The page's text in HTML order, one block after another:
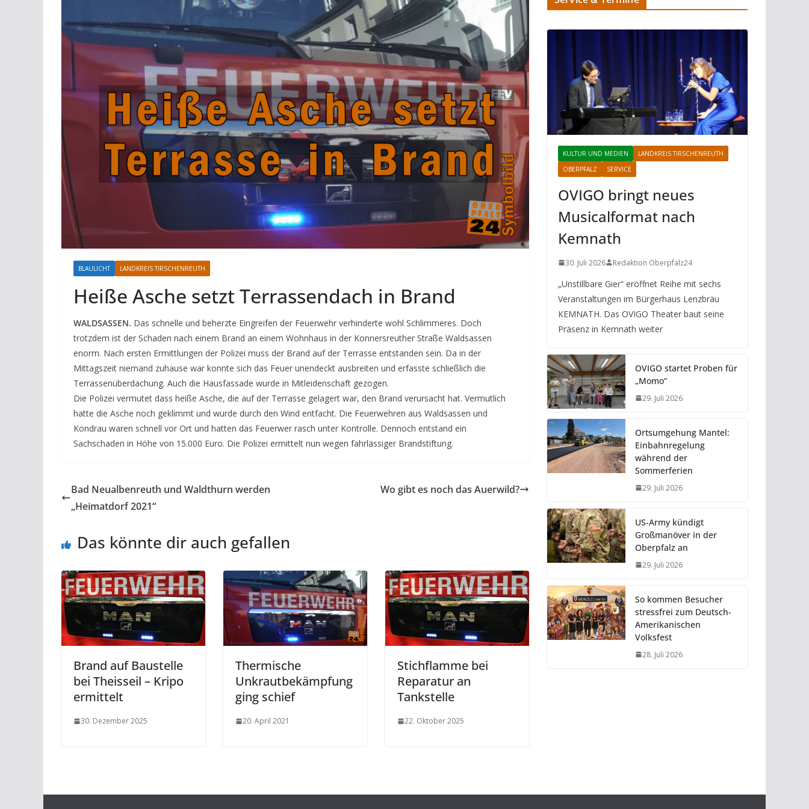
BLAULICHT LANDKREIS TIRSCHENREUTH
Heiße Asche setzt Terrassendach in Brand
WALDSASSEN. Das schnelle und beherzte Eingreifen der Feuerwehr verhinderte wohl Schlimmeres. Doch
trotzdem ist der Schaden nach einem Brand an einem Wohnhaus in der Konnersreuther Straße Waldsassen
enorm. Nach ersten Ermittlungen der Polizei muss der Brand auf der Terrasse entstanden sein. Da in der
Mittagszeit niemand zuhause war konnte sich das Feuer unendeckt ausbreiten und erfasste schließlich die
Terrassenüberdachung. Auch die Hausfassade wurde in Mitleidenschaft gezogen.
Die Polizei vermutet dass heiße Asche, die auf der Terrasse gelagert war, den Brand verursacht hat. Vermutlich
hatte die Asche noch geklimmt und wurde durch den Wind entfacht. Die Feuerwehren aus Waldsassen und
Kondrau waren schnell vor Ort und hatten das Feuerwer rasch unter Kontrolle. Dennoch entstand ein
Sachschaden in Höhe von 15.000 Euro. Die Polizei ermittelt nun wegen fahrlässiger Brandstiftung.
Bad Neualbenreuth und Waldthurn werden
„Heimatdorf 2021“
Wo gibt es noch das Auerwild?
Das könnte dir auch gefallen
Brand auf Baustelle
bei Theisseil – Kripo
ermittelt
30. Dezember 2025
Thermische
Unkrautbekämpfung
ging schief
20. April 2021
Stichflamme bei
Reparatur an
Tankstelle
22. Oktober 2025
KULTUR UND MEDIEN
LANDKREIS TIRSCHENREUTH
OBERPFALZ
SERVICE
OVIGO bringt neues
Musicalformat nach
Kemnath
30. Juli 2026 Redaktion Oberpfalz24
„Unstillbare Gier“ eröffnet Reihe mit sechs
Veranstaltungen im Bürgerhaus Lenzbräu
KEMNATH. Das OVIGO Theater baut seine
Präsenz in Kemnath weiter
OVIGO startet Proben für
„Momo“
29. Juli 2026
Ortsumgehung Mantel:
Einbahnregelung
während der
Sommerferien
29. Juli 2026
US-Army kündigt
Großmanöver in der
Oberpfalz an
29. Juli 2026
So kommen Besucher
stressfrei zum Deutsch-
Amerikanischen
Volksfest
28. Juli 2026